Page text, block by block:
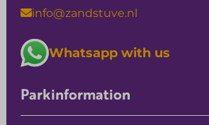
info@zandstuve.nl
Whatsapp with us
Parkinformation